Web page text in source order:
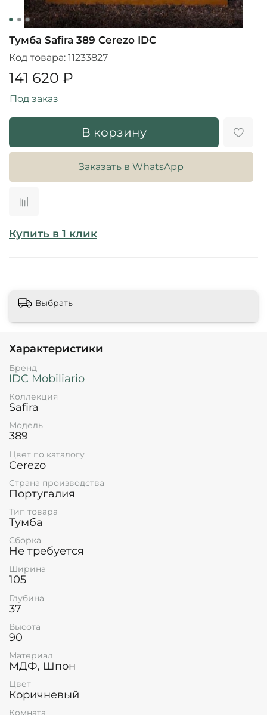
Тумба Safira 389 Cerezo IDC
Код товара: 11233827
141 620 ₽
В корзину
Заказать в WhatsApp
Купить в 1 клик
Под заказ
Выбрать
Характеристики
Бренд
IDC Mobiliario
Коллекция
Safira
Модель
389
Цвет по каталогу
Cerezo
Страна производства
Португалия
Тип товара
Тумба
Сборка
Не требуется
Ширина
105
Глубина
37
Высота
90
Материал
МДФ, Шпон
Цвет
Коричневый
Комната